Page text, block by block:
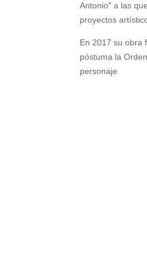
Antonio" a las
proyectos
En 2017 su obra
póstuma la
personaje